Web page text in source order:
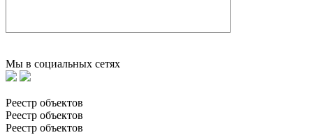
Мы в социальных сетях
Реестр объектов
Реестр объектов
Реестр объектов